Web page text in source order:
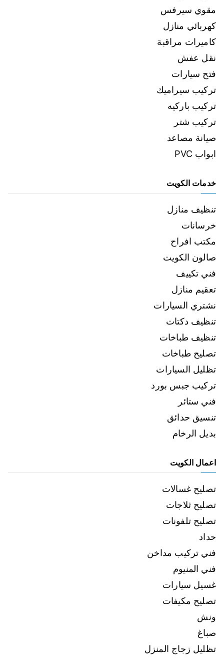
مقوي سيرفس
كهربائي منازل
كاميرات مراقبة
نقل عفش
فتح سيارات
تركيب سيراميك
تركيب باركيه
تركيب شتر
صيانة مصاعد
ابواب PVC
خدمات الكويت
تنظيف منازل
خرسانات
مكتب افراح
صالون الكويت
فني تكييف
تعقيم منازل
نشتري السيارات
تنظيف دكتات
تنظيف طباخات
تصليح طباخات
تظليل السيارات
تركيب جبس بورد
فني ستائر
تنسيق حدائق
بديل الرخام
اعمال الكويت
تصليح غسالات
تصليح ثلاجات
تصليح تلفونات
حداد
فني تركيب مداخن
فني المنيوم
غسيل سيارات
تصليح مكيفات
ونش
صباغ
تظليل زجاج المنزل